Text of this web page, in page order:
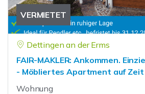
VERMIETET
Dettingen an der Erms
FAIR-MAKLER: Ankommen.
- Möbliertes Apartment auf Zeit
Wohnung